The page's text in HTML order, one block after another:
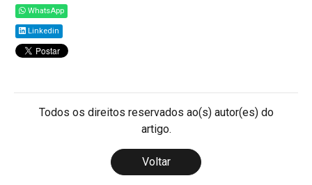
WhatsApp
Linkedin
Todos os direitos reservados ao(s) autor(es) do
artigo.
Voltar